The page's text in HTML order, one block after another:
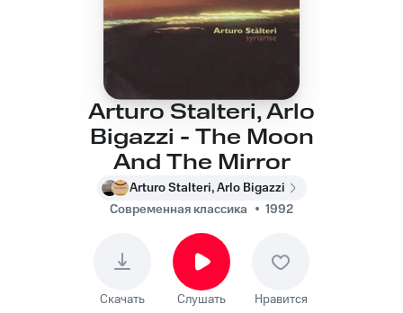
Arturo Stalteri, Arlo
Bigazzi - The Moon
And The Mirror
Arturo Stalteri, Arlo Bigazzi
Современная классика
1992
Скачать Слушать Нравится